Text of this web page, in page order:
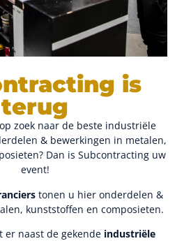
is
terug
zoek naar de beste industriële
& bewerkingen in metalen,
Dan is Subcontracting uw
event!
tonen u hier onderdelen &
kunststoffen en composieten.
er naast de gekende industriële